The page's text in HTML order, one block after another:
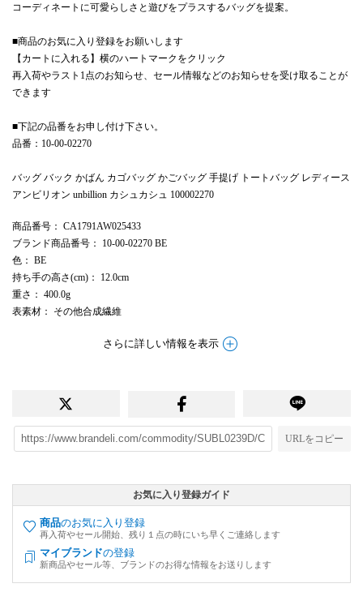
コーディネートに可愛らしさと遊びをプラスするバッグを提案。
■商品のお気に入り登録をお願いします
【カートに入れる】横のハートマークをクリック
再入荷やラスト1点のお知らせ、セール情報などのお知らせを受け取ることが
できます
■下記の品番をお申し付け下さい。
品番：10-00-02270
バッグ バック かばん カゴバッグ かごバッグ 手提げ トートバッグ レディース
アンビリオン unbillion カシュカシュ 100002270
商品番号 ： CA1791AW025433
ブランド商品番号 ： 10-00-02270 BE
色 ： BE
持ち手の高さ(cm) ： 12.0cm
重さ ： 400.0g
表素材 ： その他合成繊維
さらに詳しい情報を表示
URLをコピー
お気に入り登録ガイド
商品のお気に入り登録
再入荷やセール開始、残り１点の時にいち早くご連絡します
マイブランドの登録
新商品やセール等、ブランドのお得な情報をお送りします